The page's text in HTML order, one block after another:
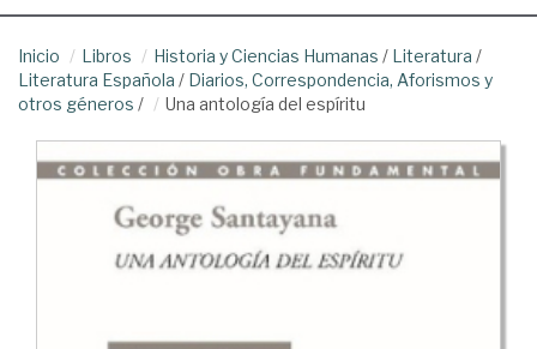
Inicio Libros Historia y Ciencias Humanas / Literatura /
Literatura Española / Diarios, Correspondencia, Aforismos y
otros géneros / Una antología del espíritu